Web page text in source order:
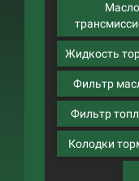
Масло
Жидкость
Фильтр
Фильтр
Колодки